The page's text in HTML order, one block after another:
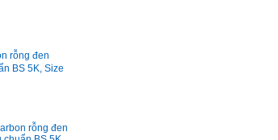
rỗng đen
BS 5K, Size